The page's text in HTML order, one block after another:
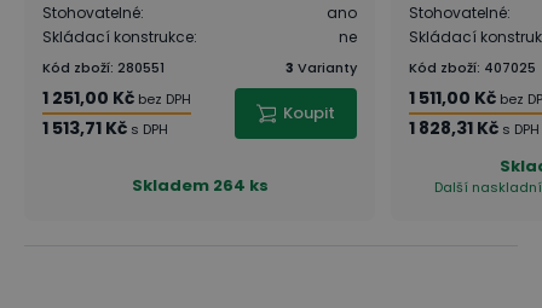
Stohovatelné:
ano
Skládací konstrukce: ne
Kód zboží: 280551 3 Varianty
1 251,00 Kč bez DPH
1 513,71 Kč s DPH
Koupit
Skladem 264 ks
Stohovatelné:
Skládací
Kód zboží: 407025
1 511,00 Kč bez
1 828,31 Kč s DPH
Další